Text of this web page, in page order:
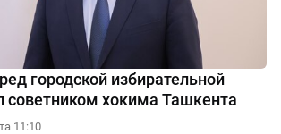
городской избирательной
советником хокима Ташкента
11:10